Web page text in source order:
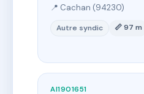
📍 Cachan (94230)
Autre syndic 📏 97 m
AI1901651